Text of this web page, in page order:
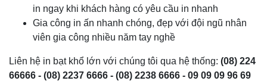
in ngay khi khách hàng có yêu cầu in nhanh
Gia công in ấn nhanh chóng, đẹp với đội ngũ nhân
viên gia công nhiều năm tay nghề
Liên hệ in bạt khổ lớn với chúng tôi qua hệ thống: (08) 224
66666 - (08) 2237 6666 - (08) 2238 6666 - 09 09 09 96 69